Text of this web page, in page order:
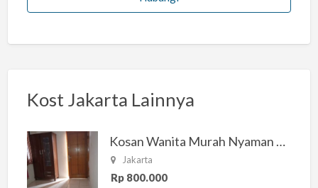
Kost Jakarta Lainnya
Kosan Wanita Murah Nyaman di Jakarta Selatan
Jakarta
Rp 800.000